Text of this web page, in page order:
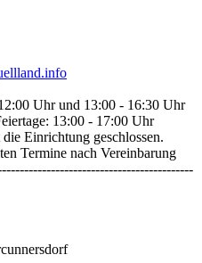
Uhr und 13:00 - 16:30 Uhr
13:00 - 17:00 Uhr
Einrichtung geschlossen.
Termine nach Vereinbarung